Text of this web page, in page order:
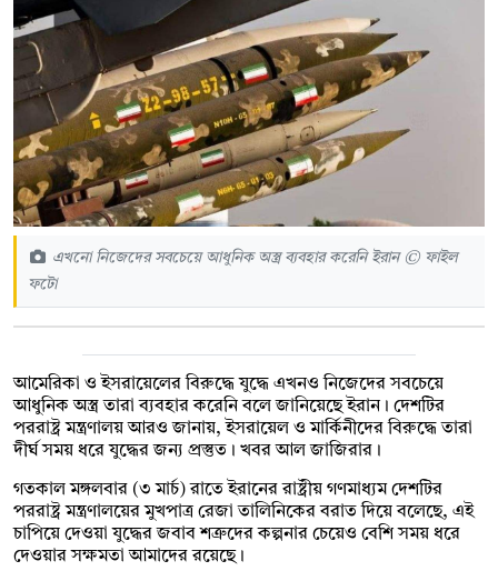
এখনো নিজেদের সবচেয়ে আধুনিক অস্ত্র ব্যবহার করেনি ইরান © ফাইল
ফটো
আমেরিকা ও ইসরায়েলের বিরুদ্ধে যুদ্ধে এখনও নিজেদের সবচেয়ে
আধুনিক অস্ত্র তারা ব্যবহার করেনি বলে জানিয়েছে ইরান। দেশটির
পররাষ্ট্র মন্ত্রণালয় আরও জানায়, ইসরায়েল ও মার্কিনীদের বিরুদ্ধে তারা
দীর্ঘ সময় ধরে যুদ্ধের জন্য প্রস্তুত। খবর আল জাজিরার।
গতকাল মঙ্গলবার (৩ মার্চ) রাতে ইরানের রাষ্ট্রীয় গণমাধ্যম দেশটির
পররাষ্ট্র মন্ত্রণালয়ের মুখপাত্র রেজা তালিনিকের বরাত দিয়ে বলেছে, এই
চাপিয়ে দেওয়া যুদ্ধের জবাব শত্রুদের কল্পনার চেয়েও বেশি সময় ধরে
দেওয়ার সক্ষমতা আমাদের রয়েছে।